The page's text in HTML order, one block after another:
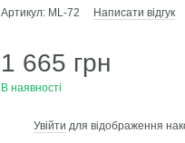
Артикул: ML-72 Написати відгук
1 665 грн
В наявності
Увійти для відображення